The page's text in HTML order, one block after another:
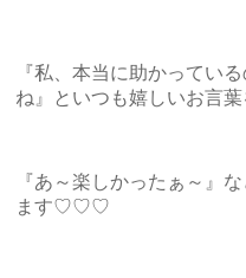
『私、本当に助かってい
ね』といつも嬉しいお言葉
『あ～楽しかったぁ～』
ます♡♡♡